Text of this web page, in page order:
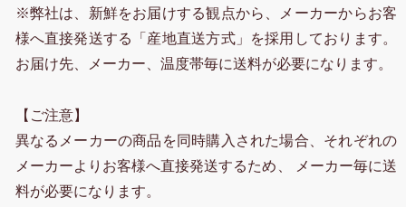
※弊社は、新鮮をお届けする観点から、メーカーからお客
様へ直接発送する「産地直送方式」を採用しております。
お届け先、メーカー、温度帯毎に送料が必要になります。
【ご注意】
異なるメーカーの商品を同時購入された場合、それぞれの
メーカーよりお客様へ直接発送するため、 メーカー毎に送
料が必要になります。